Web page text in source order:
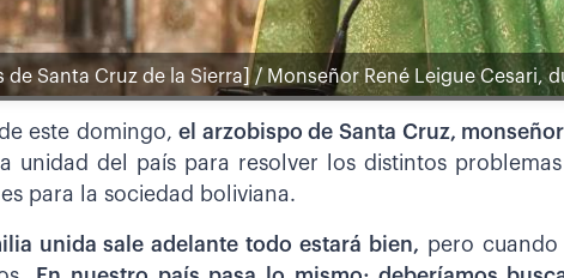
de Santa Cruz de la Sierra] / Monseñor René Leigue
este domingo,el arzobispo de Santa Cruz,
unidad del país para resolver los distintos
para la sociedad boliviana.
unida sale adelante todo estará bien, pero